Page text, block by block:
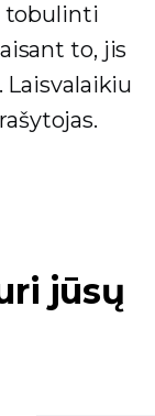
tobulinti
to, jis
jūsų